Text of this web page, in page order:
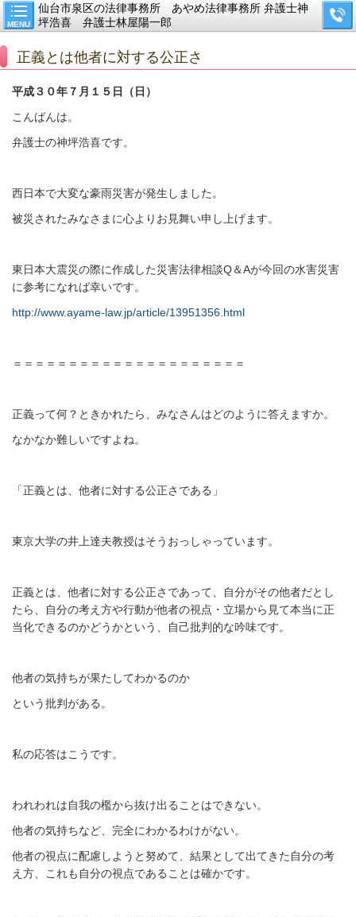
MENU
仙台市泉区の法律事務所 あやめ法律事務所 弁護士神
坪浩喜 弁護士林屋陽一郎
正義とは他者に対する公正さ
平成３０年７月１５日（日）
こんばんは。
弁護士の神坪浩喜です。
西日本で大変な豪雨災害が発生しました。
被災されたみなさまに心よりお見舞い申し上げます。
東日本大震災の際に作成した災害法律相談Q＆Aが今回の水害災害
に参考になれば幸いです。
http://www.ayame-law.jp/article/13951356.html
＝＝＝＝＝＝＝＝＝＝＝＝＝＝＝＝＝＝＝＝＝
正義って何？ときかれたら、みなさんはどのように答えますか。
なかなか難しいですよね。
「正義とは、他者に対する公正さである」
東京大学の井上達夫教授はそうおっしゃっています。
正義とは、他者に対する公正さであって、自分がその他者だとし
たら、自分の考え方や行動が他者の視点・立場から見て本当に正
当化できるのかどうかという、自己批判的な吟味です。
他者の気持ちが果たしてわかるのか
という批判がある。
私の応答はこうです。
われわれは自我の檻から抜け出ることはできない。
他者の気持ちなど、完全にわかるわけがない。
他者の視点に配慮しようと努めて、結果として出てきた自分の考
え方、これも自分の視点であることは確かです。